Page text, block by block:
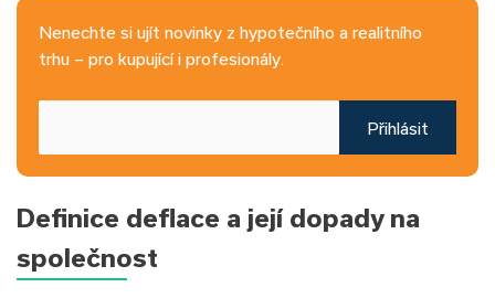
Nenechte si ujít novinky z hypotečního a realitního
trhu – pro kupující i profesionály.
Přihlásit
Definice deflace a její dopady na
společnost